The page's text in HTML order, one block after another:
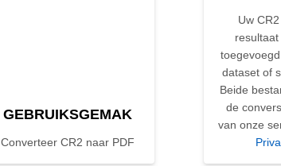
GEBRUIKSGEMAK
Converteer CR2 naar PDF
Uw
dataset of
Beide
de
van onze